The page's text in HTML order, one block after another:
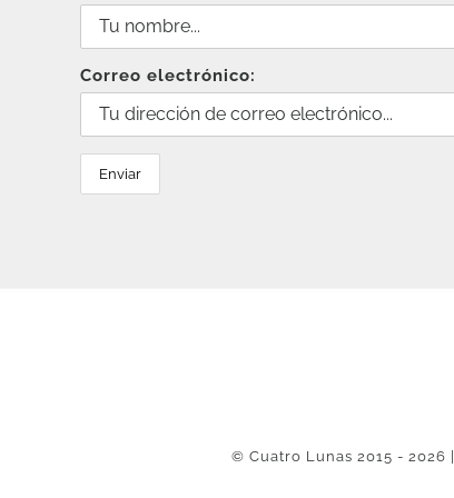
Correo electrónico:
© Cuatro Lunas 2015 - 2026 |